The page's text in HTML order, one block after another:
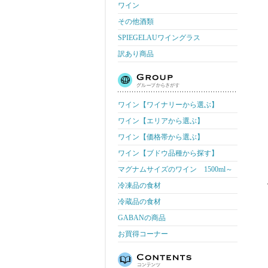
ワイン
その他酒類
SPIEGELAUワイングラス
訳あり商品
ワイン【ワイナリーから選ぶ】
ワイン【エリアから選ぶ】
ワイン【価格帯から選ぶ】
ワイン【ブドウ品種から探す】
マグナムサイズのワイン 1500ml～
冷凍品の食材
冷蔵品の食材
GABANの商品
お買得コーナー